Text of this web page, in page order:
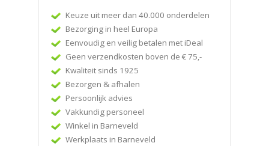
Keuze uit meer dan 40.000 onderdelen
Bezorging in heel Europa
Eenvoudig en veilig betalen met iDeal
Geen verzendkosten boven de € 75,-
Kwaliteit sinds 1925
Bezorgen & afhalen
Persoonlijk advies
Vakkundig personeel
Winkel in Barneveld
Werkplaats in Barneveld